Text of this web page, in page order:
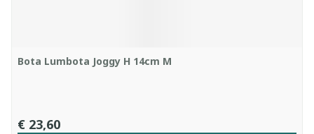
Bota Lumbota Joggy H 14cm M
€ 23,60